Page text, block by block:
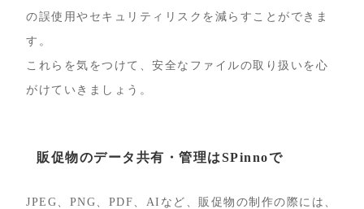
の誤使用やセキュリティリスクを減らすことができま
す。
これらを気をつけて、安全なファイルの取り扱いを心
がけていきましょう。
販促物のデータ共有・管理はSPinnoで
JPEG、PNG、PDF、AIなど、販促物の制作の際には、